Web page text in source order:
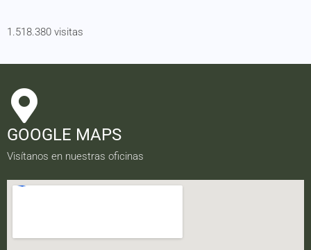
1.518.380 visitas
GOOGLE MAPS
Visítanos en nuestras oficinas